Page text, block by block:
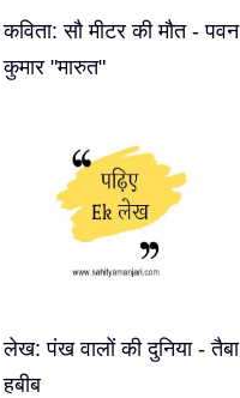
कविता: सौ मीटर की मौत - पवन
कुमार "मारुत"
लेख: पंख वालों की दुनिया - तैबा
हबीब